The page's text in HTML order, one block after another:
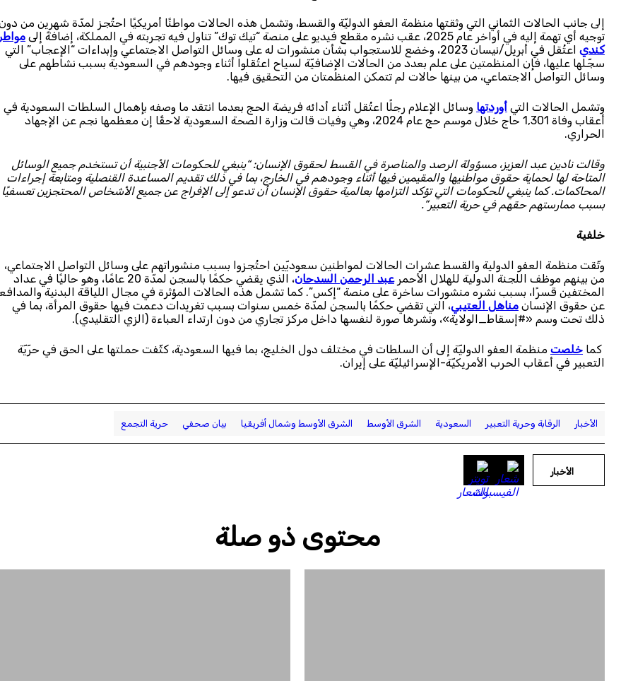
إلى جانب الحالات الثماني التي وثقتها منظمة العفو الدوليّة والقسط، وتشمل هذه الحالات مواطنًا أمريكيًا احتُجز لمدّة شهرين من
توجيه أي تهمة إليه في أواخر عام 2025، عقب نشره مقطع فيديو على منصة “تيك توك” تناول فيه تجربته في المملكة، إضافةً إلى
كندي
اعتُقل في أبريل/نيسان 2023، وخضع للاستجواب بشأن منشورات له على وسائل التواصل الاجتماعي وإبداءات “الإعجاب” التي
سجّلها عليها، فإن المنظمتين على علم بعدد من الحالات الإضافيّة لسياح اعتُقلوا أثناء وجودهم في السعودية بسبب نشاطهم على
وسائل التواصل الاجتماعي، من بينها حالات لم تتمكن المنظمتان من التحقيق فيها.
وتشمل الحالات التي أوردتها وسائل الإعلام رجلًا اعتُقل أثناء أدائه فريضة الحج بعدما انتقد ما وصفه بإهمال السلطات السعودية في
أعقاب وفاة 1,301 حاج خلال موسم حج عام 2024، وهي وفيات قالت وزارة الصحة السعودية لاحقًا إن معظمها نجم عن الإجهاد
الحراري.
وقالت نادين عبد العزيز، مسؤولة الرصد والمناصرة في القسط لحقوق الإنسان: “ينبغي للحكومات الأجنبية أن تستخدم جميع الوسائل
المتاحة لها لحماية حقوق مواطنيها والمقيمين فيها أثناء وجودهم في الخارج، بما في ذلك تقديم المساعدة القنصلية ومتابعة إجراءات
المحاكمات. كما ينبغي للحكومات التي تؤكد التزامها بعالمية حقوق الإنسان أن تدعو إلى الإفراج عن جميع الأشخاص المحتجزين تعسفيًا
بسبب ممارستهم حقهم في حرية التعبير”.
خلفية
وثّقت منظمة العفو الدولية والقسط عشرات الحالات لمواطنين سعوديّين احتُجزوا بسبب منشوراتهم على وسائل التواصل الاجتماعي،
من بينهم موظف اللجنة الدولية للهلال الأحمرعبد الرحمن السدحان
، الذي يقضي حكمًا بالسجن لمدّة 20 عامًا، وهو حاليًا في عداد
المختفين قسرًا، بسبب نشره منشورات ساخرة على منصة “إكس”. كما تشمل هذه الحالات المؤثرة في مجال اللياقة البدنية
عن حقوق الإنسان مناهل العتيبي، التي تقضي حكمًا بالسجن لمدّة خمس سنوات بسبب تغريدات دعمت فيها حقوق المرأة، بما في
ذلك تحت وسم «#إسقاط_الولاية»، ونشرها صورة لنفسها داخل مركز تجاري من دون ارتداء العباءة (الزي التقليدي).
كما خلصت منظمة العفو الدوليّة إلى أن السلطات في مختلف دول الخليج، بما فيها السعودية، كثّفت حملتها على الحق في حرّيّة
التعبير في أعقاب الحرب الأمريكيّة-الإسرائيليّة على إيران.
الأخبار الرقابة وحرية التعبير السعودية الشرق الأوسط الشرق الأوسط وشمال أفريقيا بيان صحفي حرية التجمع
الأخبار
محتوى ذو صلة